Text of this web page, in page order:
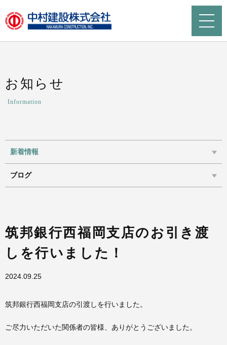
お知らせ
Information
新着情報
ブログ
筑邦銀行西福岡支店のお引き渡
しを行いました！
2024.09.25
筑邦銀行西福岡支店の引渡しを行いました。
ご尽力いただいた関係者の皆様、ありがとうございました。